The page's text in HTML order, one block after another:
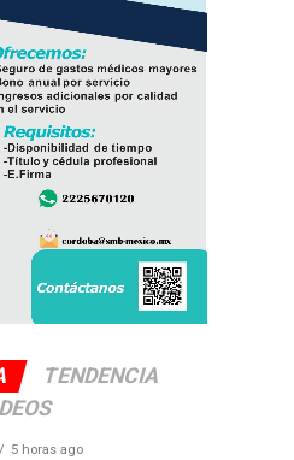
TENDENCIA
5 horas ago